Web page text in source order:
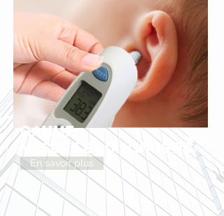
En savoir plus
GAMME
MESURE ET DIAGNOSTIC